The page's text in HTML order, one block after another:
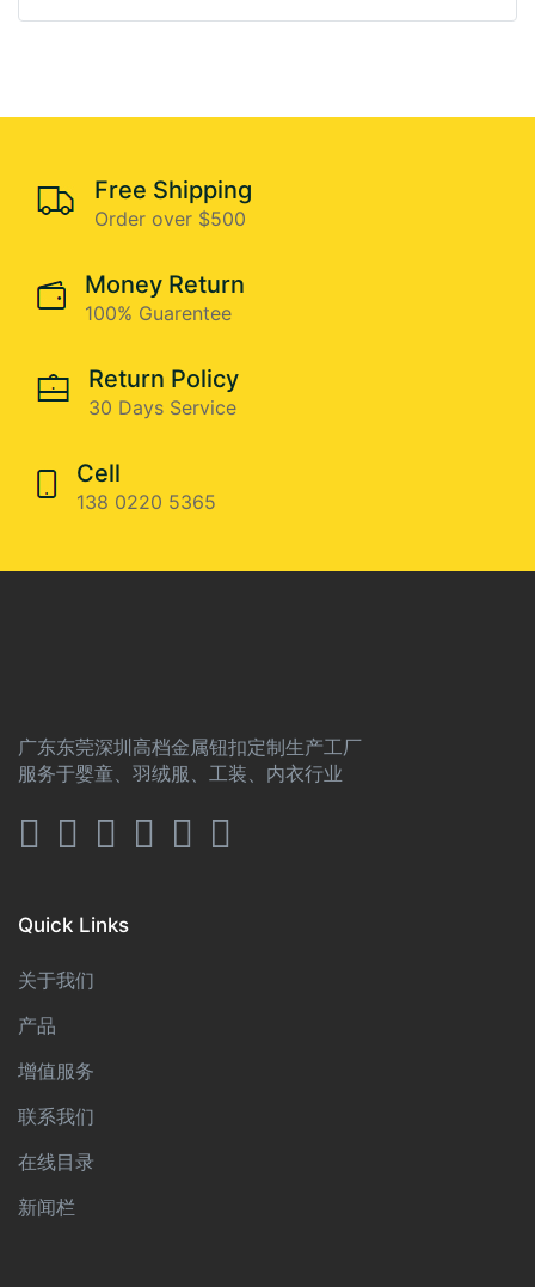
Free Shipping
Order over $500
Money Return
100% Guarentee
Return Policy
30 Days Service
Cell
138 0220 5365
广东东莞深圳高档金属钮扣定制生产工厂
服务于婴童、羽绒服、工装、内衣行业
Quick Links
关于我们
产品
增值服务
联系我们
在线目录
新闻栏